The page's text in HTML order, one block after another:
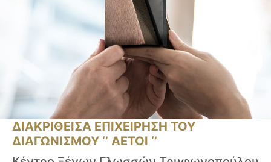
ΔΙΑΚΡΙΘΕΙΣΑ ΕΠΙΧΕΙΡΗΣΗ ΤΟΥ
ΔΙΑΓΩΝΙΣΜΟΥ ‘’ ΑΕΤΟΙ ‘’